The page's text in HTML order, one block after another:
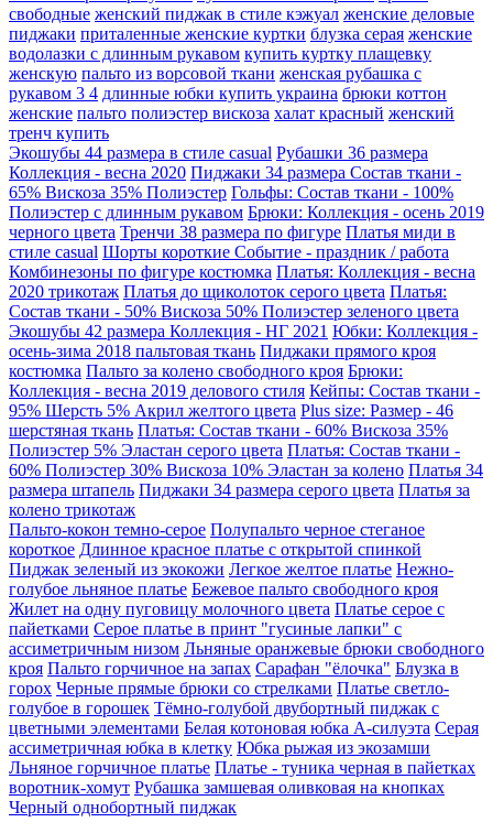
свободные женский пиджак в стиле кэжуал женские деловые
пиджаки приталенные женские куртки блузка серая женские
водолазки с длинным рукавом купить куртку плащевку
женскую пальто из ворсовой ткани женская рубашка с
рукавом 3 4 длинные юбки купить украина брюки коттон
женские пальто полиэстер вискоза халат красный женский
тренч купить
Экошубы 44 размера в стиле casual Рубашки 36 размера
Коллекция - весна 2020 Пиджаки 34 размера Состав ткани -
65% Вискоза 35% Полиэстер Гольфы: Состав ткани - 100%
Полиэстер с длинным рукавом Брюки: Коллекция - осень 2019
черного цвета Тренчи 38 размера по фигуре Платья миди в
стиле casual Шорты короткие Событие - праздник / работа
Комбинезоны по фигуре костюмка Платья: Коллекция - весна
2020 трикотаж Платья до щиколоток серого цвета Платья:
Состав ткани - 50% Вискоза 50% Полиэстер зеленого цвета
Экошубы 42 размера Коллекция - НГ 2021 Юбки: Коллекция -
осень-зима 2018 пальтовая ткань Пиджаки прямого кроя
костюмка Пальто за колено свободного кроя Брюки:
Коллекция - весна 2019 делового стиля Кейпы: Состав ткани -
95% Шерсть 5% Акрил желтого цвета Plus size: Размер - 46
шерстяная ткань Платья: Состав ткани - 60% Вискоза 35%
Полиэстер 5% Эластан серого цвета Платья: Состав ткани -
60% Полиэстер 30% Вискоза 10% Эластан за колено Платья 34
размера штапель Пиджаки 34 размера серого цвета Платья за
колено трикотаж
Пальто-кокон темно-серое Полупальто черное стеганое
короткое Длинное красное платье с открытой спинкой
Пиджак зеленый из экокожи Легкое желтое платье Нежно-
голубое льняное платье Бежевое пальто свободного кроя
Жилет на одну пуговицу молочного цвета Платье серое с
пайетками Серое платье в принт "гусиные лапки" с
ассиметричным низом Льняные оранжевые брюки свободного
кроя Пальто горчичное на запах Сарафан "ёлочка" Блузка в
горох Черные прямые брюки со стрелками Платье светло-
голубое в горошек Тёмно-голубой двубортный пиджак с
цветными элементами Белая котоновая юбка А-силуэта Серая
ассиметричная юбка в клетку Юбка рыжая из экозамши
Льняное горчичное платье Платье - туника черная в пайетках
воротник-хомут Рубашка замшевая оливковая на кнопках
Черный однобортный пиджак